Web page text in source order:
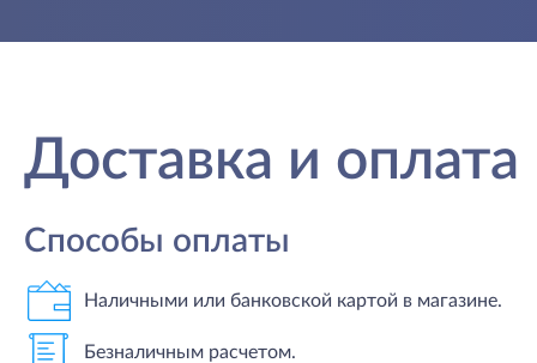
Доставка и оплата
Способы оплаты
Наличными или банковской картой в магазине.
Безналичным расчетом.